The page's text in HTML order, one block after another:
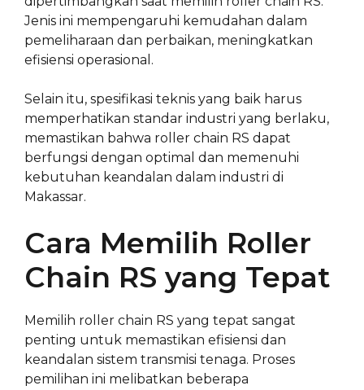
Jenis ini mempengaruhi kemudahan dalam
pemeliharaan dan perbaikan, meningkatkan
efisiensi operasional.
Selain itu, spesifikasi teknis yang baik harus
memperhatikan standar industri yang berlaku,
memastikan bahwa roller chain RS dapat
berfungsi dengan optimal dan memenuhi
kebutuhan keandalan dalam industri di
Makassar.
Cara Memilih Roller
Chain RS yang Tepat
Memilih roller chain RS yang tepat sangat
penting untuk memastikan efisiensi dan
keandalan sistem transmisi tenaga. Proses
pemilihan ini melibatkan beberapa